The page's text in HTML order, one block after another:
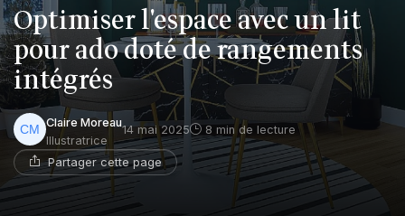
Optimiser l'espace avec un lit
pour ado doté de rangements
intégrés
Claire Moreau
Illustratrice
14 mai 2025 8 min de lecture
Partager cette page